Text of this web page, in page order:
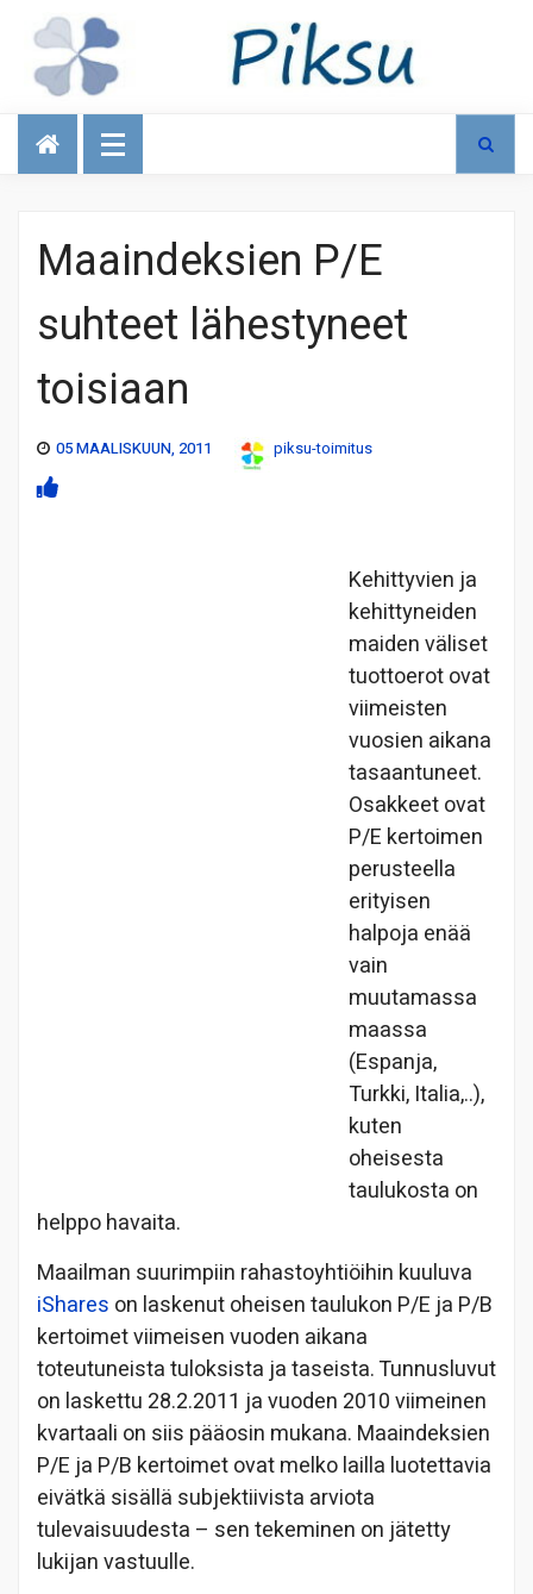
Talous
Maaindeksien P/E
suhteet lähestyneet
toisiaan
05 MAALISKUUN, 2011 piksu-toimitus
Kehittyvien ja
kehittyneiden
maiden väliset
tuottoerot ovat
viimeisten
vuosien aikana
tasaantuneet.
Osakkeet ovat
P/E kertoimen
perusteella
erityisen
halpoja enää
vain
muutamassa
maassa
(Espanja,
Turkki, Italia,..),
kuten
oheisesta
taulukosta on
helppo havaita.
Maailman suurimpiin rahastoyhtiöihin kuuluva
iShares on laskenut oheisen taulukon P/E ja P/B
kertoimet viimeisen vuoden aikana
toteutuneista tuloksista ja taseista. Tunnusluvut
on laskettu 28.2.2011 ja vuoden 2010 viimeinen
kvartaali on siis pääosin mukana. Maaindeksien
P/E ja P/B kertoimet ovat melko lailla luotettavia
eivätkä sisällä subjektiivista arviota
tulevaisuudesta – sen tekeminen on jätetty
lukijan vastuulle.